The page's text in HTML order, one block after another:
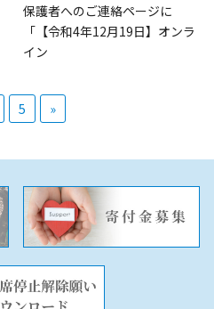
保護者へのご連絡ページに
「【令和4年12月19日】オンラ
イン
5 »